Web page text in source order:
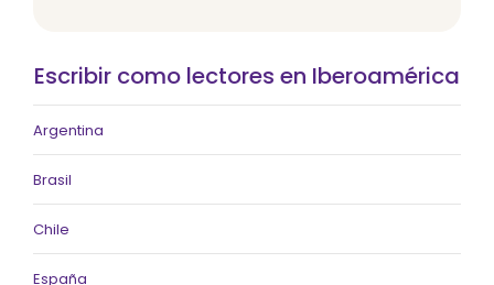
Escribir como lectores en Iberoamérica
Argentina
Brasil
Chile
España